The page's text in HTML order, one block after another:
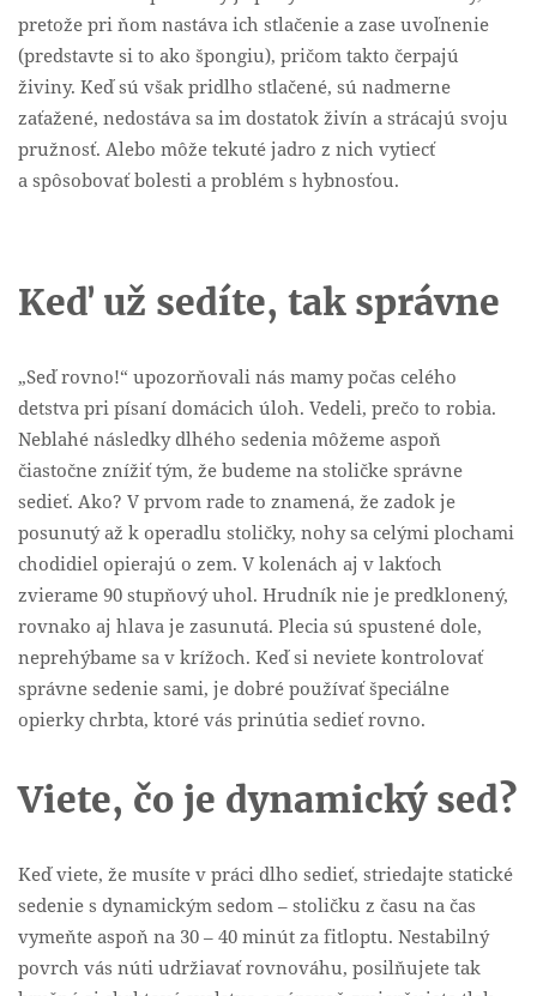
pretože pri ňom nastáva ich stlačenie a zase uvoľnenie
(predstavte si to ako špongiu), pričom takto čerpajú
živiny. Keď sú však pridlho stlačené, sú nadmerne
zaťažené, nedostáva sa im dostatok živín a strácajú svoju
pružnosť. Alebo môže tekuté jadro z nich vytiecť
a spôsobovať bolesti a problém s hybnosťou.
Keď už sedíte, tak správne
„Seď rovno!“ upozorňovali nás mamy počas celého
detstva pri písaní domácich úloh. Vedeli, prečo to robia.
Neblahé následky dlhého sedenia môžeme aspoň
čiastočne znížiť tým, že budeme na stoličke správne
sedieť. Ako? V prvom rade to znamená, že zadok je
posunutý až k operadlu stoličky, nohy sa celými plochami
chodidiel opierajú o zem. V kolenách aj v lakťoch
zvierame 90 stupňový uhol. Hrudník nie je predklonený,
rovnako aj hlava je zasunutá. Plecia sú spustené dole,
neprehýbame sa v krížoch. Keď si neviete kontrolovať
správne sedenie sami, je dobré používať špeciálne
opierky chrbta, ktoré vás prinútia sedieť rovno.
Viete, čo je dynamický sed?
Keď viete, že musíte v práci dlho sedieť, striedajte statické
sedenie s dynamickým sedom – stoličku z času na čas
vymeňte aspoň na 30 – 40 minút za fitloptu. Nestabilný
povrch vás núti udržiavať rovnováhu, posilňujete tak